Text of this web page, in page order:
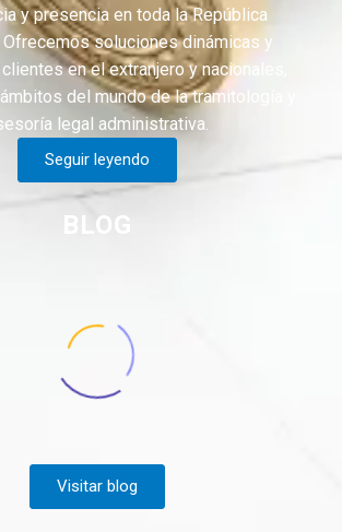
y presencia en toda la República
Ofrecemos soluciones dinámicas y
en el extranjero y nacionales,
del mundo de la tramitología y
legal administrativa.
Seguir leyendo
BLOG
Visitar blog